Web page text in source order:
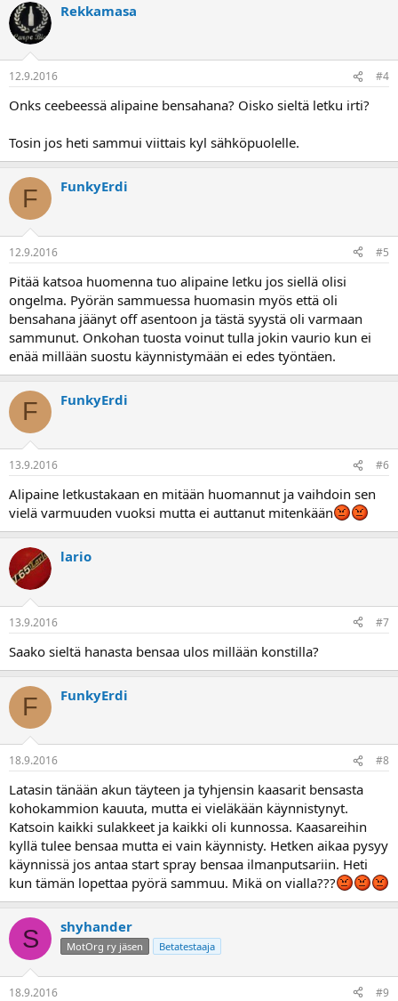
Rekkamasa
12.9.2016 #4
Onks ceebeessä alipaine bensahana? Oisko sieltä letku irti?
Tosin jos heti sammui viittais kyl sähköpuolelle.
F FunkyErdi
12.9.2016 #5
Pitää katsoa huomenna tuo alipaine letku jos siellä olisi
ongelma. Pyörän sammuessa huomasin myös että oli
bensahana jäänyt off asentoon ja tästä syystä oli varmaan
sammunut. Onkohan tuosta voinut tulla jokin vaurio kun ei
enää millään suostu käynnistymään ei edes työntäen.
F FunkyErdi
13.9.2016 #6
Alipaine letkustakaan en mitään huomannut ja vaihdoin sen
vielä varmuuden vuoksi mutta ei auttanut mitenkään
lario
13.9.2016 #7
Saako sieltä hanasta bensaa ulos millään konstilla?
F FunkyErdi
18.9.2016 #8
Latasin tänään akun täyteen ja tyhjensin kaasarit bensasta
kohokammion kauuta, mutta ei vieläkään käynnistynyt.
Katsoin kaikki sulakkeet ja kaikki oli kunnossa. Kaasareihin
kyllä tulee bensaa mutta ei vain käynnisty. Hetken aikaa pysyy
käynnissä jos antaa start spray bensaa ilmanputsariin. Heti
kun tämän lopettaa pyörä sammuu. Mikä on vialla???
S shyhander
MotOrg ry jäsen Betatestaaja
18.9.2016 #9